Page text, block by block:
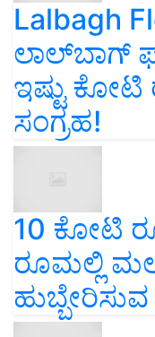
Lalbagh
ಲಾಲ್‌ಬಾಗ್
ಇಷ್ಟು
ಸಂಗ್ರಹ!
10 ಕೋಟಿ
ರೂಮಲ್ಲಿ